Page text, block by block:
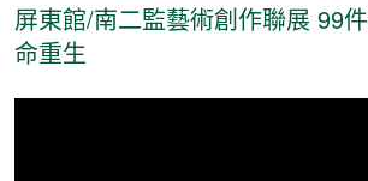
屏東館/南二監藝術創作聯展 99
命重生